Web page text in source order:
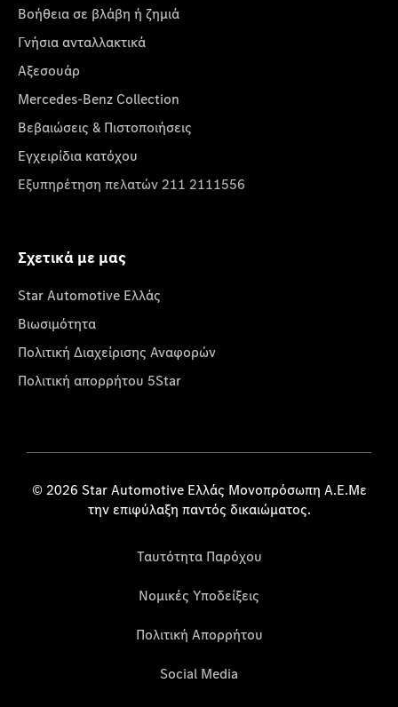
Βοήθεια σε βλάβη ή ζημιά
Γνήσια ανταλλακτικά
Αξεσουάρ
Mercedes-Benz Collection
Βεβαιώσεις & Πιστοποιήσεις
Εγχειρίδια κατόχου
Εξυπηρέτηση πελατών 211 2111556
Σχετικά με μας
Star Automotive Ελλάς
Βιωσιμότητα
Πολιτική Διαχείρισης Αναφορών
Πολιτική απορρήτου 5Star
© 2026 Star Automotive Ελλάς Μονοπρόσωπη Α.Ε.Με
την επιφύλαξη παντός δικαιώματος.
Ταυτότητα Παρόχου
Νομικές Υποδείξεις
Πολιτική Απορρήτου
Social Media